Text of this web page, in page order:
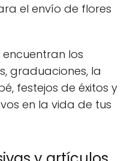
el envío de flores
encuentran los
graduaciones, la
festejos de éxitos y
en la vida de tus